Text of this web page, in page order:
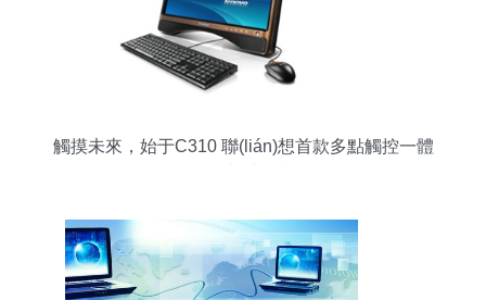
觸摸未來，始于C310 聯(lián)想首款多點觸控一體